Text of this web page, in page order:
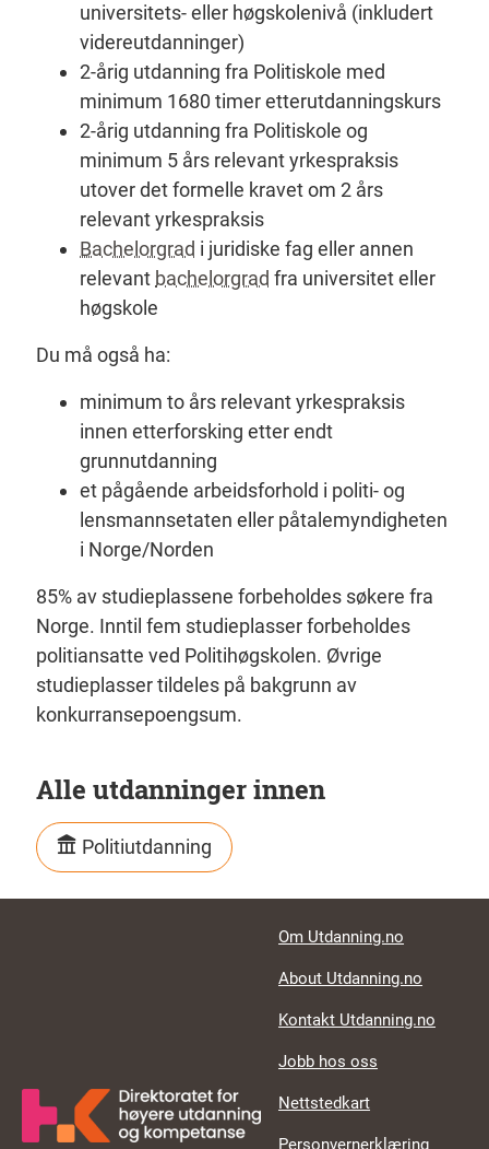
universitets- eller høgskolenivå (inkludert
videreutdanninger)
2-årig utdanning fra Politiskole med
minimum 1680 timer etterutdanningskurs
2-årig utdanning fra Politiskole og
minimum 5 års relevant yrkespraksis
utover det formelle kravet om 2 års
relevant yrkespraksis
Bachelorgrad i juridiske fag eller annen
relevant bachelorgrad fra universitet eller
høgskole
Du må også ha:
minimum to års relevant yrkespraksis
innen etterforsking etter endt
grunnutdanning
et pågående arbeidsforhold i politi- og
lensmannsetaten eller påtalemyndigheten
i Norge/Norden
85% av studieplassene forbeholdes søkere fra
Norge. Inntil fem studieplasser forbeholdes
politiansatte ved Politihøgskolen. Øvrige
studieplasser tildeles på bakgrunn av
konkurransepoengsum.
Alle utdanninger innen
Politiutdanning
Footer links
Om Utdanning.no
About Utdanning.no
Kontakt Utdanning.no
Jobb hos oss
Nettstedkart
Personvernerklæring